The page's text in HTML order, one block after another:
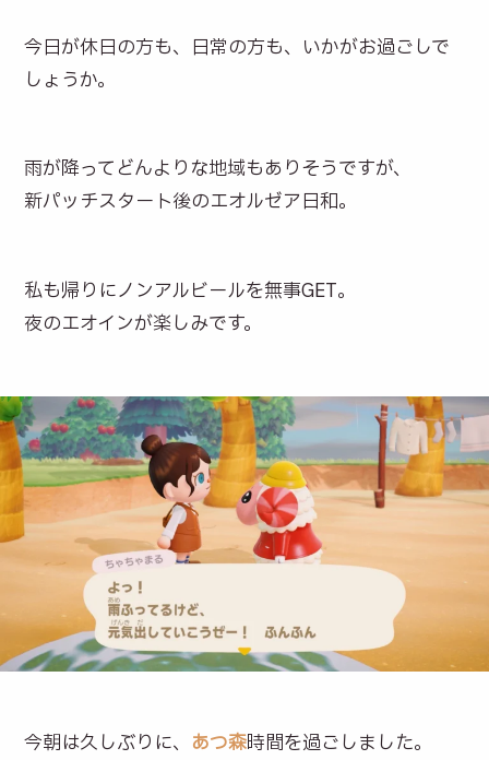
今日が休日の方も、日常の方も、いかがお過ごしで
しょうか。
雨が降ってどんよりな地域もありそうですが、
新パッチスタート後のエオルゼア日和。
私も帰りにノンアルビールを無事GET。
夜のエオインが楽しみです。
今朝は久しぶりに、 あつ森時間を過ごしました。